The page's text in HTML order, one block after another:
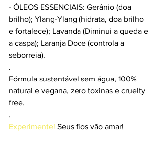
- ÓLEOS ESSENCIAIS: Gerânio (doa
brilho); Ylang-Ylang (hidrata, doa brilho
e fortalece); Lavanda (Diminui a queda e
a caspa); Laranja Doce (controla a
seborreia).
.
Fórmula sustentável sem água, 100%
natural e vegana, zero toxinas e cruelty
free.
.
Experimente! Seus fios vão amar!